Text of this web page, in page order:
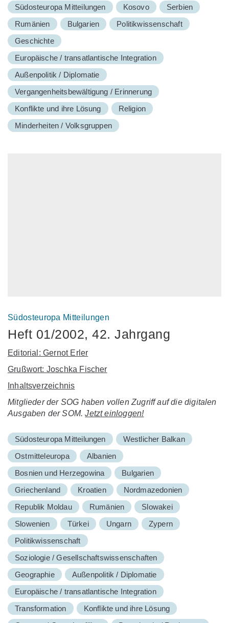
Südosteuropa Mitteilungen Kosovo
Serbien
Rumänien
Bulgarien
Politikwissenschaft
Geschichte
Europäische / transatlantische Integration
Außenpolitik / Diplomatie
Vergangenheitsbewältigung / Erinnerung
Konflikte und ihre Lösung
Religion
Minderheiten / Volksgruppen
Südosteuropa Mitteilungen
Heft 01/2002, 42. Jahrgang
Editorial: Gernot Erler
Grußwort: Joschka Fischer
Inhaltsverzeichnis
Mitglieder der SOG haben vollen Zugriff auf die digitalen
Ausgaben der SOM.Jetzt einloggen!
Südosteuropa Mitteilungen
Westlicher Balkan
Ostmitteleuropa
Albanien
Bosnien und Herzegowina
Bulgarien
Griechenland
Kroatien
Nordmazedonien
Republik Moldau
Rumänien
Slowakei
Slowenien
Türkei Ungarn
Zypern
Politikwissenschaft
Soziologie / Gesellschaftswissenschaften
Geographie
Außenpolitik / Diplomatie
Europäische / transatlantische Integration
Transformation
Konflikte und ihre Lösung